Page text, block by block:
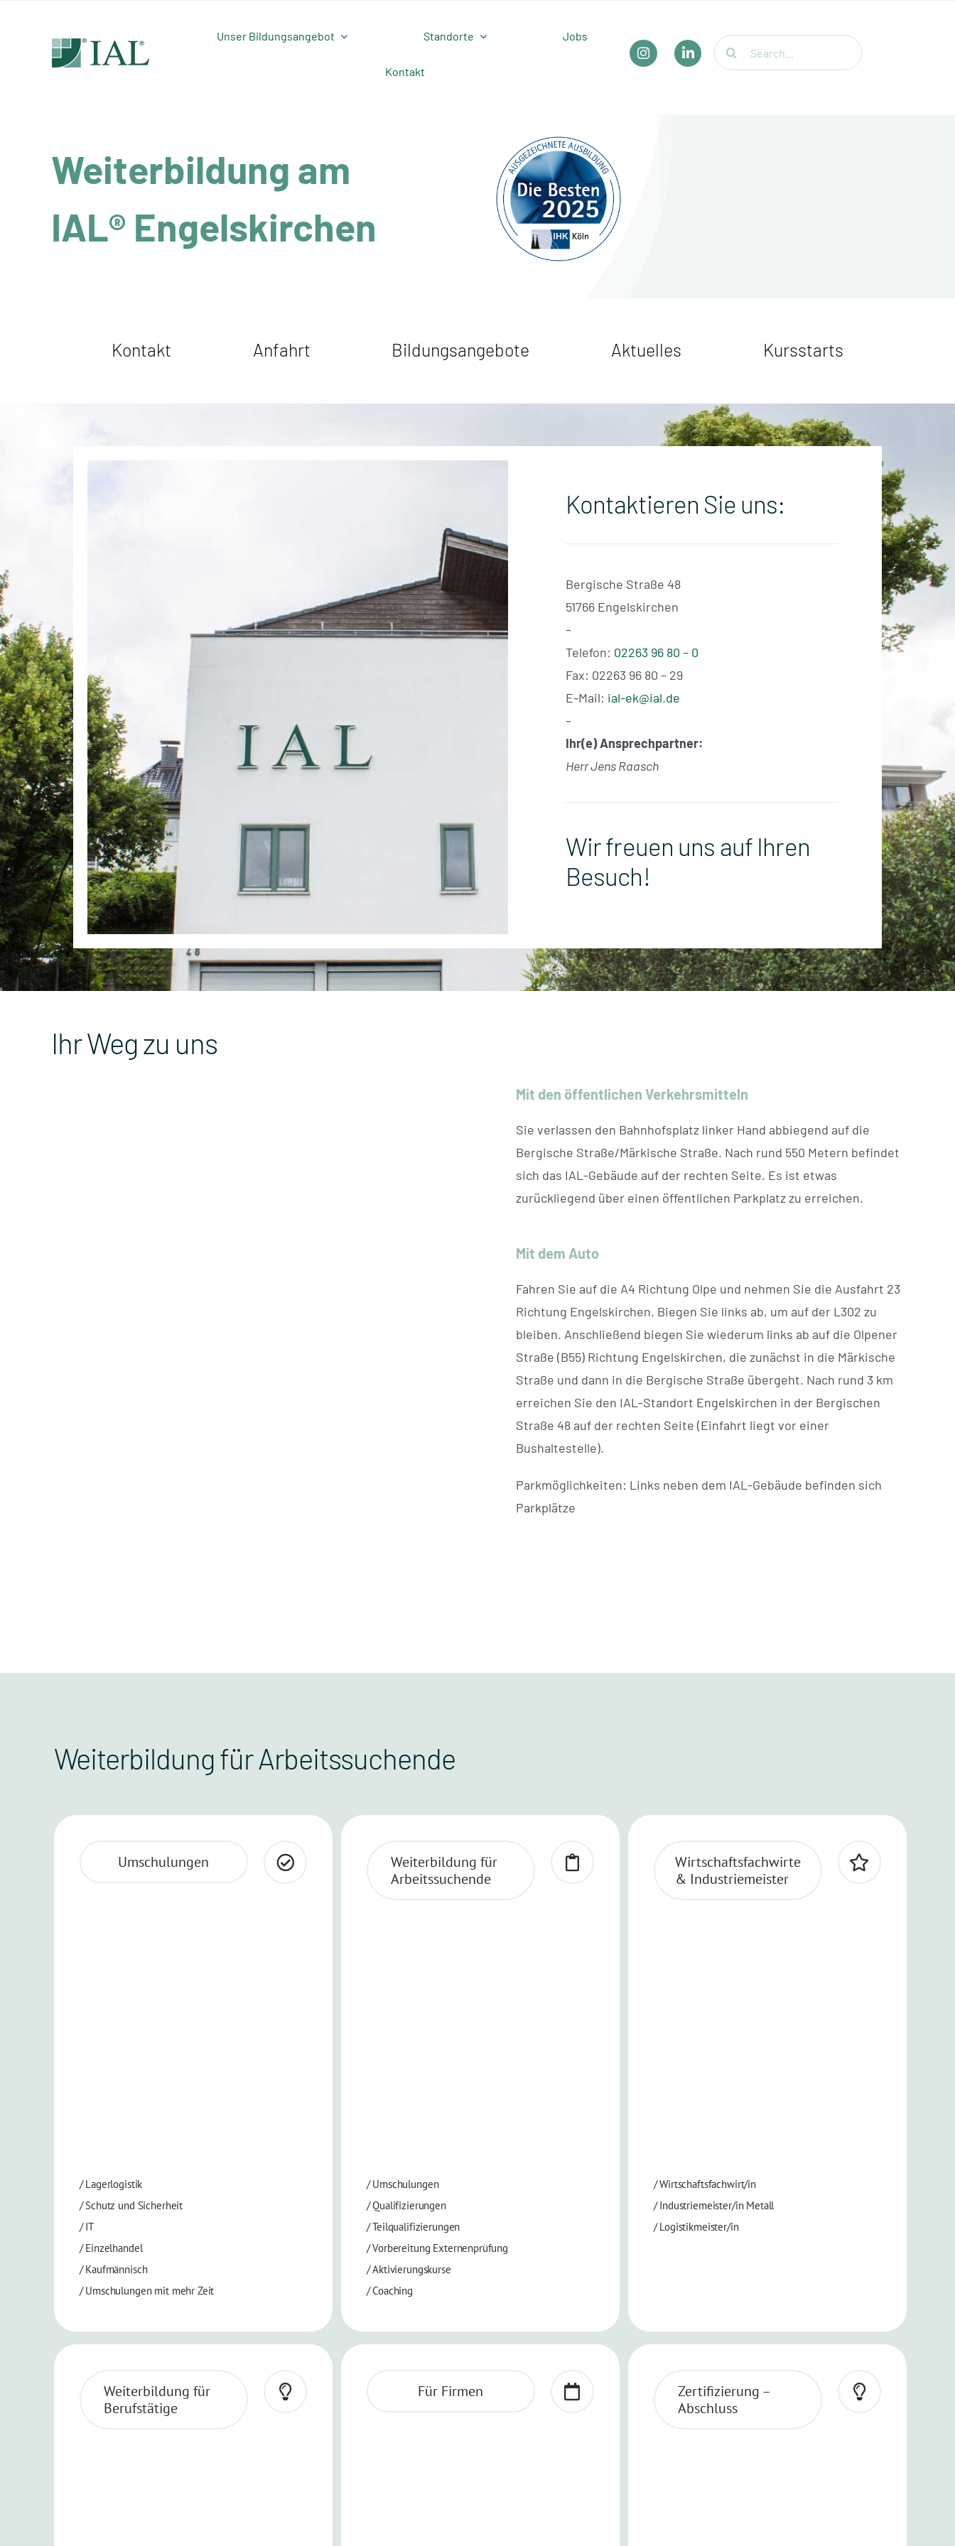
Unser Bildungsangebot Standorte Jobs
Kontakt
Suche
nach:
Weiterbildung am
IAL® Engelskirchen
Kontakt Anfahrt Bildungsangebote Aktuelles Kursstarts
Kontaktieren Sie uns:
Bergische Straße 48
51766 Engelskirchen
–
Telefon: 02263 96 80 – 0
Fax: 02263 96 80 – 29
E-Mail: ial-ek@ial.de
–
Ihr(e) Ansprechpartner:
Herr Jens Raasch
Wir freuen uns auf Ihren
Besuch!
Ihr Weg zu uns
Mit den öffentlichen Verkehrsmitteln
Sie verlassen den Bahnhofsplatz linker Hand abbiegend auf die
Bergische Straße/Märkische Straße. Nach rund 550 Metern befindet
sich das IAL-Gebäude auf der rechten Seite. Es ist etwas
zurückliegend über einen öffentlichen Parkplatz zu erreichen.
Mit dem Auto
Fahren Sie auf die A4 Richtung Olpe und nehmen Sie die Ausfahrt 23
Richtung Engelskirchen. Biegen Sie links ab, um auf der L302 zu
bleiben. Anschließend biegen Sie wiederum links ab auf die Olpener
Straße (B55) Richtung Engelskirchen, die zunächst in die Märkische
Straße und dann in die Bergische Straße übergeht. Nach rund 3 km
erreichen Sie den IAL-Standort Engelskirchen in der Bergischen
Straße 48 auf der rechten Seite (Einfahrt liegt vor einer
Bushaltestelle).
Parkmöglichkeiten: Links neben dem IAL-Gebäude befinden sich
Parkplätze
Weiterbildung für Arbeitssuchende
Umschulungen
/Lagerlogistik
/Schutz und Sicherheit
/IT
/Einzelhandel
/Kaufmännisch
/Umschulungen mit mehr Zeit
Weiterbildung für
Arbeitssuchende
/Umschulungen
/Qualifizierungen
/Teilqualifizierungen
/Vorbereitung Externenprüfung
/Aktivierungskurse
/ Coaching
Wirtschaftsfachwirte
& Industriemeister
/Wirtschaftsfachwirt/in
/Industriemeister/in Metall
/Logistikmeister/in
Weiterbildung für
Berufstätige
Für Firmen
Zertifizierung –
Abschluss